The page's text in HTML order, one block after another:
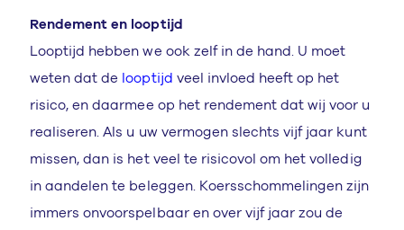
Rendement en looptijd
Looptijd hebben we ook zelf in de hand. U moet
weten dat de looptijd veel invloed heeft op het
risico, en daarmee op het rendement dat wij voor u
realiseren. Als u uw vermogen slechts vijf jaar kunt
missen, dan is het veel te risicovol om het volledig
in aandelen te beleggen. Koersschommelingen zijn
immers onvoorspelbaar en over vijf jaar zou de